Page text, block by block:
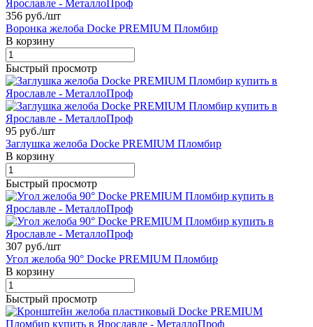
356 руб./шт
Воронка желоба Docke PREMIUM Пломбир
В корзину
Быстрый просмотр
95 руб./шт
Заглушка желоба Docke PREMIUM Пломбир
В корзину
Быстрый просмотр
307 руб./шт
Угол желоба 90° Docke PREMIUM Пломбир
В корзину
Быстрый просмотр